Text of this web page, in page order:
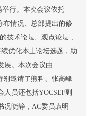
行。 本次会议依托
布情况、总部提出的修
技术论坛、观点论坛，
优化本土论坛选题，助
展。本次会议由
别邀请了熊科、张高峰
人员还包括YOCSEF副
况晓静， AC委员袁明